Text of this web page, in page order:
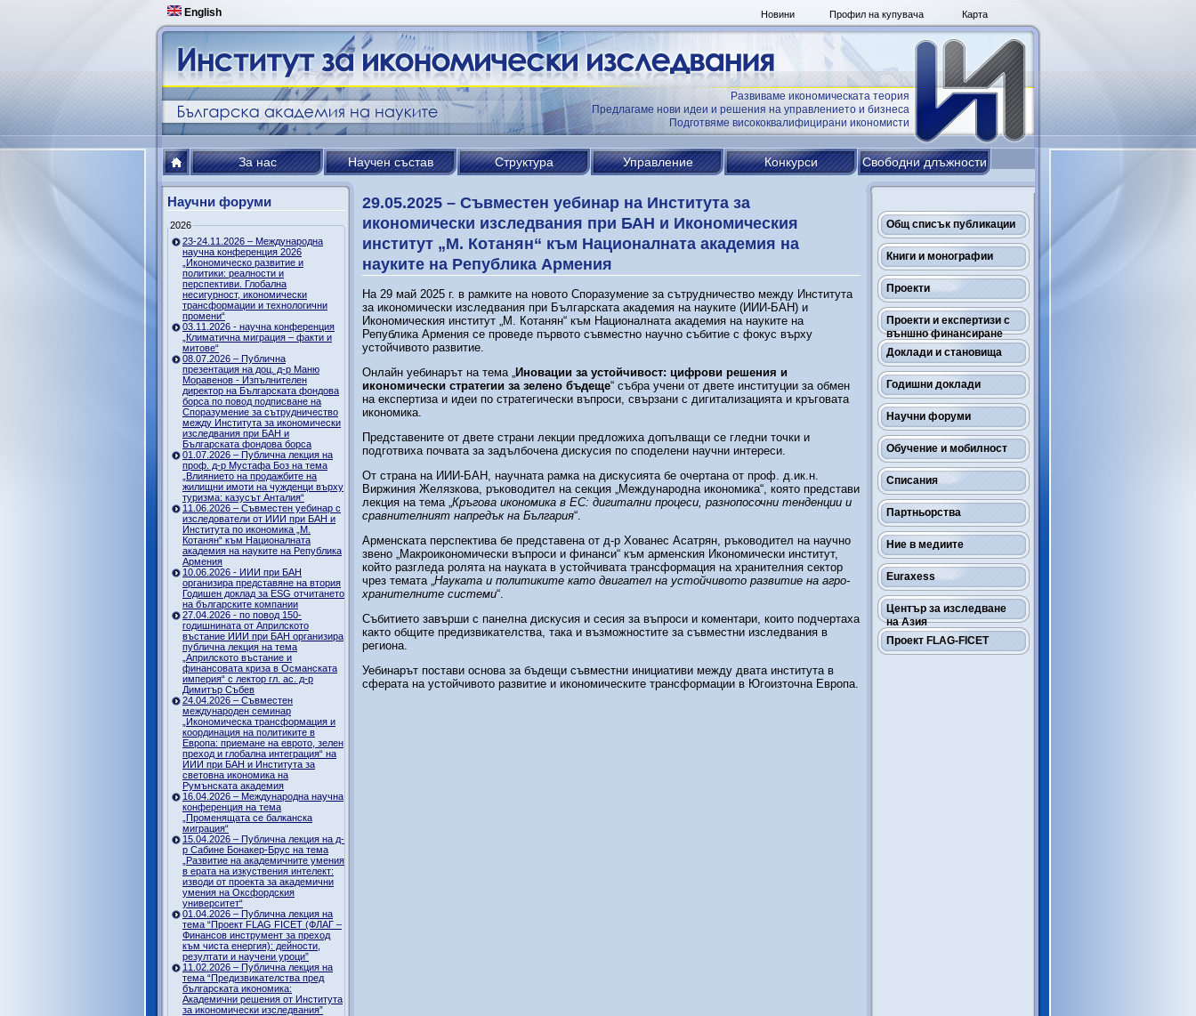
English Карта
Профил на купувача
Новини
Развиваме икономическата теория
Предлагаме нови идеи и решения на управлението и бизнеса
Подготвяме висококвалифицирани икономисти
За нас Научен състав Структура Управление Конкурси Свободни длъжности
Общ списък публикации
Книги и монографии
Проекти
Проекти и експертизи с
външно финансиране
Доклади и становища
Годишни доклади
Научни форуми
Обучение и мобилност
Списания
Партньорства
Ние в медиите
Euraxess
Център за изследване
на Азия
Проект FLAG-FICET
Научни форуми
2026
23-24.11.2026 – Международна
научна конференция 2026
„Икономическо развитие и
политики: реалности и
перспективи. Глобална
несигурност, икономически
трансформации и технологични
промени“
03.11.2026 - научна конференция
„Климатична миграция – факти и
митове“
08.07.2026 – Публична
презентация на доц. д-р Маню
Моравенов - Изпълнителен
директор на Българската фондова
борса по повод подписване на
Споразумение за сътрудничество
между Института за икономически
изследвания при БАН и
Българската фондова борса
01.07.2026 – Публична лекция на
проф. д-р Мустафа Боз на тема
„Влиянието на продажбите на
жилищни имоти на чужденци върху
туризма: казусът Анталия“
11.06.2026 – Съвместен уебинар с
изследователи от ИИИ при БАН и
Института по икономика „М.
Котанян“ към Националната
академия на науките на Република
Армения
10.06.2026 - ИИИ при БАН
организира представяне на втория
Годишен доклад за ESG отчитането
на българските компании
27.04.2026 - по повод 150-
годишнината от Априлското
въстание ИИИ при БАН организира
публична лекция на тема
„Априлското въстание и
финансовата криза в Османската
империя“ с лектор гл. ас. д-р
Димитър Събев
24.04.2026 – Съвместен
международен семинар
„Икономическа трансформация и
координация на политиките в
Европа: приемане на еврото, зелен
преход и глобална интеграция“ на
ИИИ при БАН и Института за
световна икономика на
Румънската академия
16.04.2026 – Международна научна
конференция на тема
„Променящата се балканска
миграция“
15.04.2026 – Публична лекция на д-
р Сабине Бонакер-Брус на тема
„Развитие на академичните умения
в ерата на изкуствения интелект:
изводи от проекта за академични
умения на Оксфордския
университет“
01.04.2026 – Публична лекция на
тема “Проект FLAG FICET (ФЛАГ –
Финансов инструмент за преход
към чиста енергия): дейности,
резултати и научени уроци”
11.02.2026 – Публична лекция на
тема “Предизвикателства пред
българската икономика:
Академични решения от Института
за икономически изследвания”
29.05.2025 – Съвместен уебинар на Института за
икономически изследвания при БАН и Икономическия
институт „М. Котанян“ към Националната академия на
науките на Република Армения
На 29 май 2025 г. в рамките на новото Споразумение за сътрудничество между Института
за икономически изследвания при Българската академия на науките (ИИИ-БАН) и
Икономическия институт „М. Котанян“ към Националната академия на науките на
Република Армения се проведе първото съвместно научно събитие с фокус върху
устойчивото развитие.
Онлайн уебинарът на тема „Иновации за устойчивост: цифрови решения и
икономически стратегии за зелено бъдеще“ събра учени от двете институции за обмен
на експертиза и идеи по стратегически въпроси, свързани с дигитализацията и кръговата
икономика.
Представените от двете страни лекции предложиха допълващи се гледни точки и
подготвиха почвата за задълбочена дискусия по споделени научни интереси.
От страна на ИИИ-БАН, научната рамка на дискусията бе очертана от проф. д.ик.н.
Виржиния Желязкова, ръководител на секция „Международна икономика“, която представи
лекция на тема „Кръгова икономика в ЕС: дигитални процеси, разнопосочни тенденции и
сравнителният напредък на България“.
Арменската перспектива бе представена от д-р Хованес Асатрян, ръководител на научно
звено „Макроикономически въпроси и финанси“ към арменския Икономически институт,
който разгледа ролята на науката в устойчивата трансформация на хранителния сектор
чрез темата „Науката и политиките като двигател на устойчивото развитие на агро-
хранителните системи“.
Събитието завърши с панелна дискусия и сесия за въпроси и коментари, които подчертаха
както общите предизвикателства, така и възможностите за съвместни изследвания в
региона.
Уебинарът постави основа за бъдещи съвместни инициативи между двата института в
сферата на устойчивото развитие и икономическите трансформации в Югоизточна Европа.